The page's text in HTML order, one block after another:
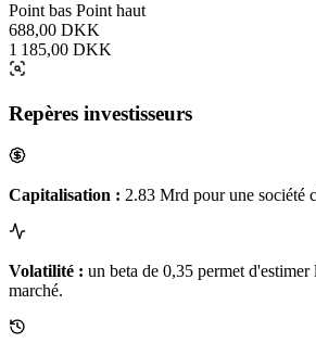
Point bas Point haut
688,00 DKK
1 185,00 DKK
Repères investisseurs
Capitalisation : 2.83 Mrd pour une société
Volatilité : un beta de 0,35 permet
marché.